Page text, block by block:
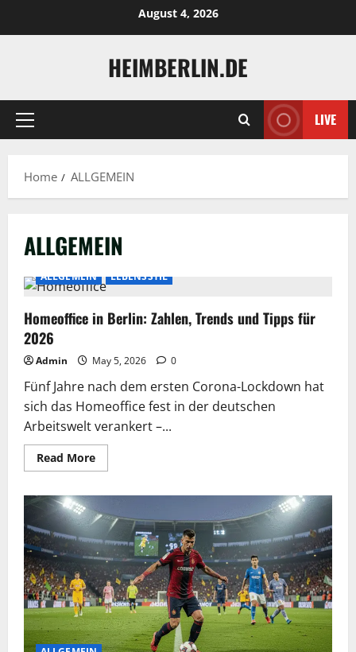
August 4, 2026
HEIMBERLIN.DE
Primary
LIVE
Home ALLGEMEIN
ALLGEMEIN
ALLGEMEIN LEBENSSTIL
Homeoffice in Berlin: Zahlen, Trends und Tipps für
2026
Admin May 5, 2026 0
Fünf Jahre nach dem ersten Corona-Lockdown hat
sich das Homeoffice fest in der deutschen
Arbeitswelt verankert –...
Read MoreRead
more
Berlin:
Zahlen,
Trends
und
Tipps
für
2026